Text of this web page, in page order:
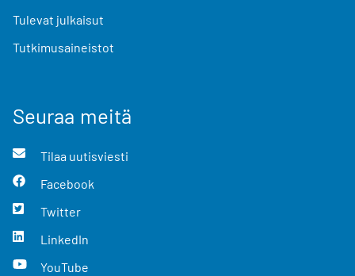
Tulevat julkaisut
Tutkimusaineistot
Seuraa meitä
Tilaa uutisviesti
Facebook
Twitter
LinkedIn
YouTube